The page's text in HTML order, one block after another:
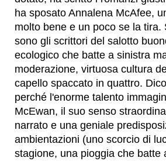
ha sposato Annalena McAfee,
molto bene e un poco se la tira.
sono gli scrittori del salotto
ecologico che batte a sinistra
moderazione, virtuosa cultura
capello spaccato in quattro.
perché l'enorme talento
McEwan, il suo senso
narrato e una geniale
ambientazioni (uno scorcio di
stagione, una pioggia che batte